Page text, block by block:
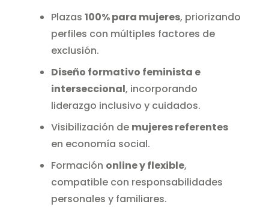
Plazas 100% para mujeres, priorizando
perfiles con múltiples factores de
exclusión.
Diseño formativo feminista e
interseccional, incorporando
liderazgo inclusivo y cuidados.
Visibilización de mujeres referentes
en economía social.
Formación online y flexible,
compatible con responsabilidades
personales y familiares.